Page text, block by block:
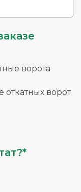
ворота
откатных ворот